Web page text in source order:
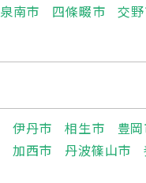
泉南市 四條畷市 交
伊丹市 相生市 豊
加西市 丹波篠山市